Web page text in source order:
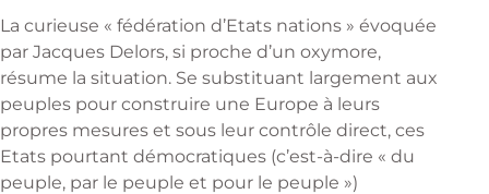
La curieuse « fédération d’Etats nations » évoquée
par Jacques Delors, si proche d’un oxymore,
résume la situation. Se substituant largement aux
peuples pour construire une Europe à leurs
propres mesures et sous leur contrôle direct, ces
Etats pourtant démocratiques (c’est-à-dire « du
peuple, par le peuple et pour le peuple »)